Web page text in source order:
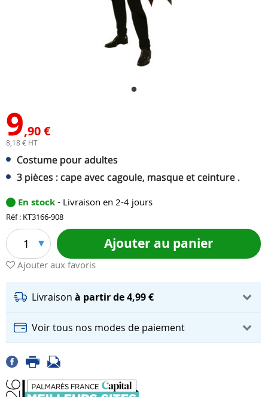
9,90 €
8,18 € HT
Costume pour adultes
3 pièces : cape avec cagoule, masque et ceinture .
En stock - Livraison en 2-4 jours
Réf : KT3166-908
1 Ajouter au panier
Ajouter aux favoris
Livraison à partir de 4,99 €
Voir tous nos modes de paiement